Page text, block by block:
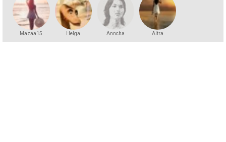
Mazaa15
Helga
Anncha Altra